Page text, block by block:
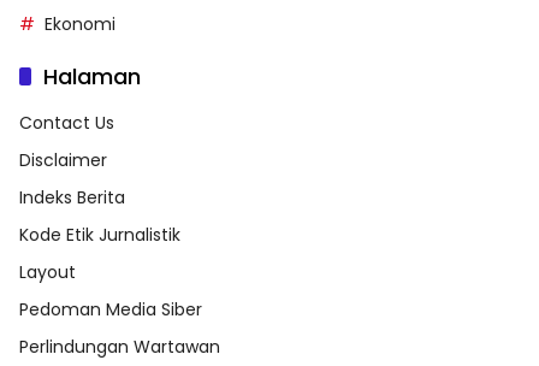
Ekonomi
Halaman
Contact Us
Disclaimer
Indeks Berita
Kode Etik Jurnalistik
Layout
Pedoman Media Siber
Perlindungan Wartawan